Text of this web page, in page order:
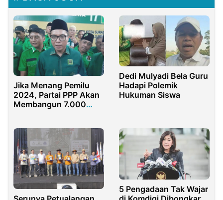
Jika Menang Pemilu
2024, Partai PPP Akan
Membangun 7.000
Dedi Mulyadi Bela Guru
Hadapi Polemik
Hukuman Siswa
5 Pengadaan Tak Wajar